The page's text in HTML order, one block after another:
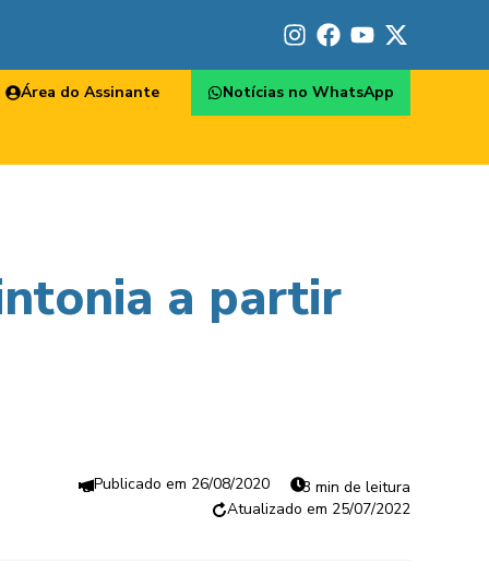
Área do Assinante Notícias no WhatsApp
a partir
26/08/2020
3 min de leitura
25/07/2022